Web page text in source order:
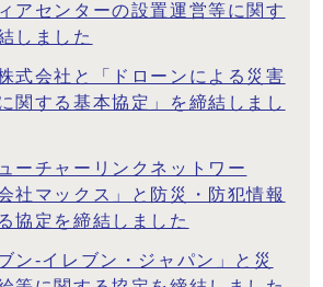
アセンターの設置運営等に関す
しました
式会社と「ドローンによる災害
関する基本協定」を締結しまし
ーチャーリンクネットワー
社マックス」と防災・防犯情報
協定を締結しました
ン-イレブン・ジャパン」と災